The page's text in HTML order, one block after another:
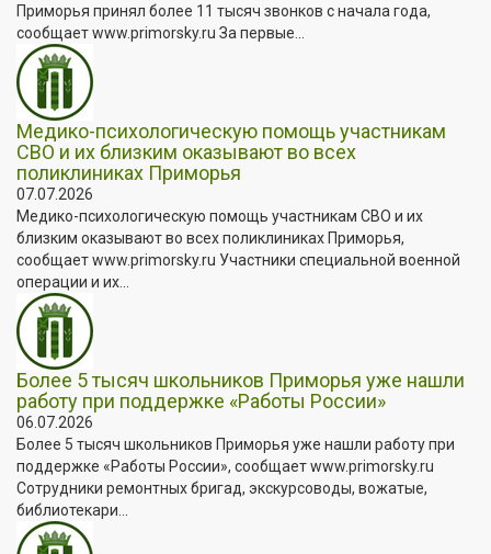
Приморья принял более 11 тысяч звонков с начала года,
сообщает www.primorsky.ru За первые...
Медико-психологическую помощь участникам
СВО и их близким оказывают во всех
поликлиниках Приморья
07.07.2026
Медико-психологическую помощь участникам СВО и их
близким оказывают во всех поликлиниках Приморья,
сообщает www.primorsky.ru Участники специальной военной
операции и их...
Более 5 тысяч школьников Приморья уже нашли
работу при поддержке «Работы России»
06.07.2026
Более 5 тысяч школьников Приморья уже нашли работу при
поддержке «Работы России», сообщает www.primorsky.ru
Сотрудники ремонтных бригад, экскурсоводы, вожатые,
библиотекари...